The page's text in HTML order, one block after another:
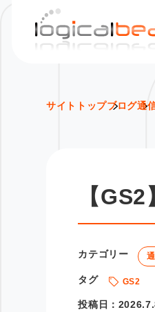
サイトトップブログ通
【
カテゴリー
タグ GS2
投稿日：